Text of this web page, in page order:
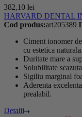
382,10 lei
HARVARD DENTAL
Cod produs:art205389
Ciment ionomer
cu estetica naturala.
Duritate mare a
Solubilitate
Sigiliu marginal
Aderenta
prealabil.
Detalii